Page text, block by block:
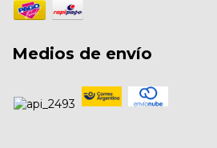
Medios de envío